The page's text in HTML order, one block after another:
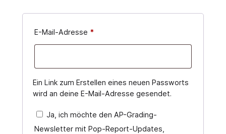
E-Mail-Adresse *erforderlich
Ein Link zum Erstellen eines neuen Passworts
wird an deine E-Mail-Adresse gesendet.
Ja, ich möchte den AP-Grading-
Newsletter mit Pop-Report-Updates,